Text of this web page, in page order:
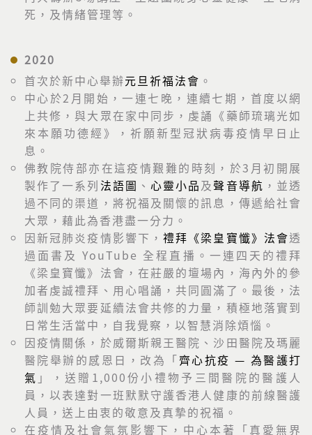
死，及情緒管理等。
2020
首次於新中心舉辦元旦祈福法會 。
中心於2月開始，一連七晚，連續七期，首度以網
上共修，與大眾在家中同步，虔誦《藥師琉璃光如
來本願功德經》，祈願新型冠狀病毒疫情早日止
息。
佛教院侍部亦在這疫情艱難的時刻，於3月初開展
製作了一系列 法語圖 、 心靈小品及聲音導航 ，並透
過不同的渠道，將祝福及關懷的訊息，傳遞給社會
大眾，藉此為香港盡一分力。
因新冠肺炎疫情影響下，禮拜《梁皇寶懺》法會透
過面書及 YouTube 全程直播。一連四天的禮拜
《梁皇寶懺》法會，在莊嚴的壇場內，海內外的參
加者虔誠禮拜、用心唱誦，共同圓滿了。最後，法
師訓勉大眾要延續法會共修的力量，積極地落實到
日常生活當中，自我覺察，以智慧消除煩惱。
因疫情關係，於威爾斯親王醫院、沙田醫院及瑪麗
醫院舉辦的感恩日，改為「齊心抗疫 — 為醫護打
氣 」，送贈1,000份小禮物予三間醫院的醫護人
員，以表達對一班默默守護香港人健康的前線醫護
人員，送上由衷的敬意及真摯的祝福。
在疫情及社會氣氛影響下，中心本著「真愛無界